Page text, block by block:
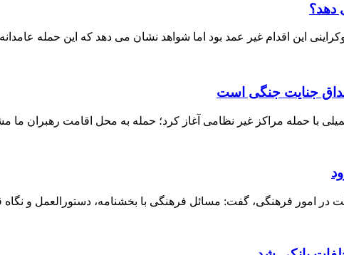
دهد؟
این اقدام غیر عمد بود اما شواهد نشان می دهد که این حمله
جنایت جنگی است
با حمله مراکز غیر نظامی آغاز کرد؛ حمله به محل اقامت رهبران ما
امور فرهنگی، گفت: مسائل فرهنگی با بخشنامه، دستورالعمل و نگاه